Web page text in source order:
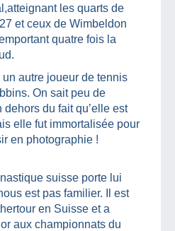
les quarts de
et ceux de Wimbeldon
quatre fois la
autre joueur de tennis
On sait peu de
du fait qu’elle est
elle fut immortalisée pour
en photographie !
suisse porte lui
est pas familier. Il est
en Suisse et a
aux championnats du